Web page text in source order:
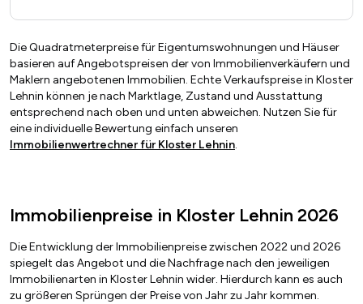
Die Quadratmeterpreise für Eigentumswohnungen und Häuser
basieren auf Angebotspreisen der von Immobilienverkäufern und
Maklern angebotenen Immobilien. Echte Verkaufspreise in Kloster
Lehnin können je nach Marktlage, Zustand und Ausstattung
entsprechend nach oben und unten abweichen. Nutzen Sie für
eine individuelle Bewertung einfach unseren
Immobilienwertrechner für Kloster Lehnin.
Immobilienpreise in Kloster Lehnin 2026
Die Entwicklung der Immobilienpreise zwischen 2022 und 2026
spiegelt das Angebot und die Nachfrage nach den jeweiligen
Immobilienarten in Kloster Lehnin wider. Hierdurch kann es auch
zu größeren Sprüngen der Preise von Jahr zu Jahr kommen.